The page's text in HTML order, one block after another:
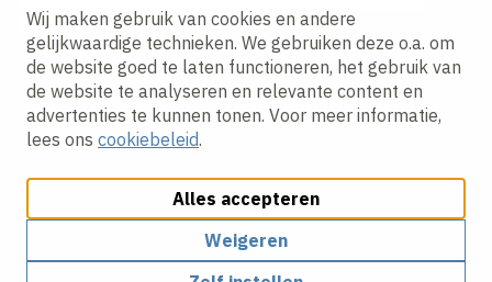
Wij maken gebruik van cookies en andere
gelijkwaardige technieken. We gebruiken deze o.a. om
de website goed te laten functioneren, het gebruik van
de website te analyseren en relevante content en
advertenties te kunnen tonen. Voor meer informatie,
lees ons cookiebeleid.
Alles accepteren
Weigeren
Ik ga akkoord met hetprivacy statement.
Cookies aanpassenCookie beleidPrivacy policy